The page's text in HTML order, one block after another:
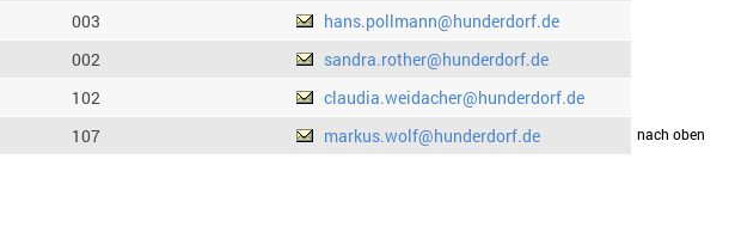
003
hans.pollmann@hunderdorf.de
002
sandra.rother@hunderdorf.de
102
claudia.weidacher@hunderdorf.de
107 markus.wolf@hunderdorf.dedrucken nach oben